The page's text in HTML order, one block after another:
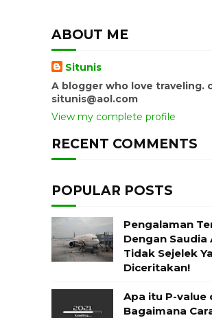
ABOUT ME
Situnis
A blogger who love traveling.
situnis@aol.com
View my complete profile
RECENT COMMENTS
POPULAR POSTS
Pengalaman
Dengan Saudia
Tidak Sejelek
Diceritakan!
Apa itu P-value
Bagaimana